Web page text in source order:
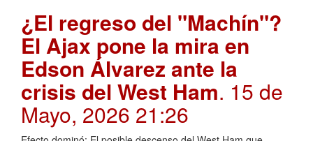
¿El regreso del "Machín"?
El Ajax pone la mira en
Edson Álvarez ante la
crisis del West Ham. 15 de
Mayo, 2026 21:26